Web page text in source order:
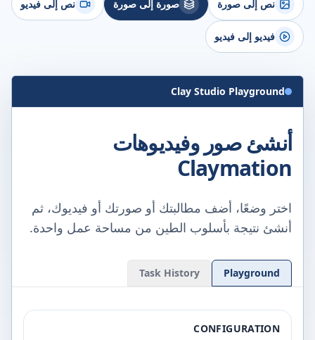
نص إلى صورة صورة إلى صورة نص إلى فيديو
فيديو إلى فيديو
Clay Studio Playground
أنشئ صور وفيديوهات
Claymation
اختر وضعًا، أضف مطالبتك أو صورتك أو فيديوك، ثم
أنشئ نتيجة بأسلوب الطين من مساحة عمل واحدة.
Playground
Task History
CONFIGURATION